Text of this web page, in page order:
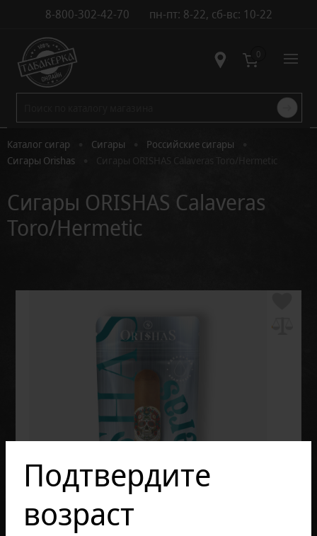
8-800-302-42-70 пн-пт: 8-22, сб-вс: 10-22
Контакты 0
Каталог сигар Сигары Российские сигары
Сигары Orishas
Сигары ORISHAS Calaveras
Toro/Hermetic
Подтвердите
возраст